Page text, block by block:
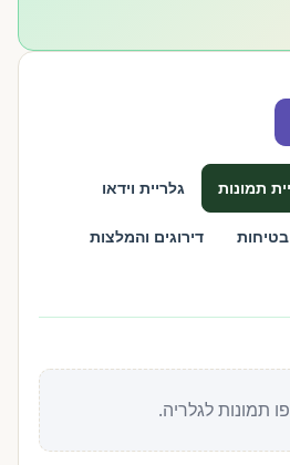
תמונות גלריית וידאו
בטיחות דירוגים והמלצות
תמונות לגלריה.